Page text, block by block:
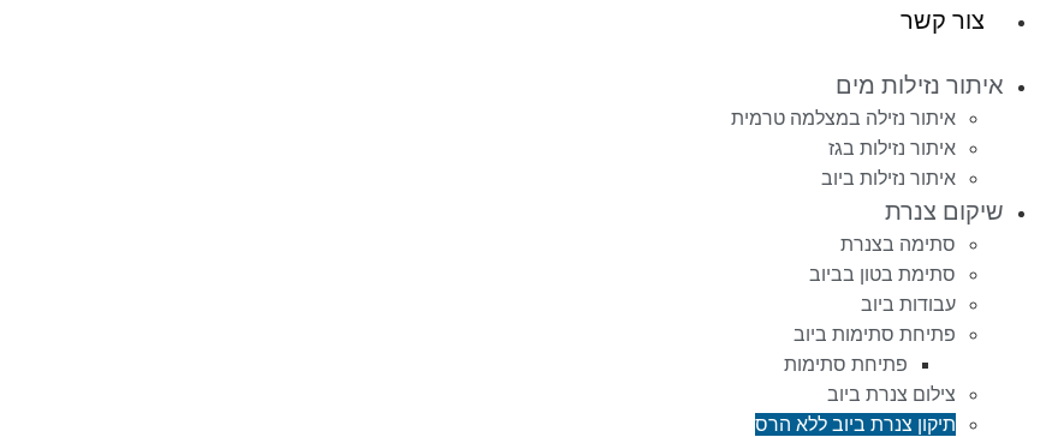
צור קשר
איתור נזילות מים
איתור נזילה במצלמה טרמית
איתור נזילות בגז
איתור נזילות ביוב
שיקום צנרת
סתימה בצנרת
סתימת בטון בביוב
עבודות ביוב
פתיחת סתימות ביוב
פתיחת סתימות
צילום צנרת ביוב
תיקון צנרת ביוב ללא הרס